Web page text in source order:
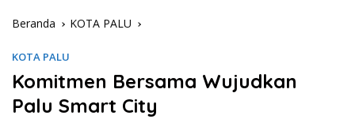
Beranda KOTA PALU
KOTA PALU
Komitmen Bersama Wujudkan
Palu Smart City